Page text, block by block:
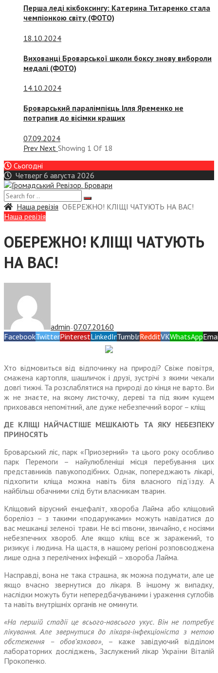
Перша леді кікбоксингу: Катерина Титаренко стала
чемпіонкою світу (ФОТО)
18.10.2024
Вихованці Броварської школи боксу знову вибороли
медалі (ФОТО)
14.10.2024
Броварський паралімпієць Ілля Яременко не
потрапив до вісімки кращих
07.09.2024
Prev Next Showing 1 Of 18
Сьогодні
Четверг 6 августа 2026
Наша ревізія ОБЕРЕЖНО! КЛІЩІ ЧАТУЮТЬ НА ВАС!
Наша ревізія
ОБЕРЕЖНО! КЛІЩІ ЧАТУЮТЬ
НА ВАС!
admin —07.07.20160
FacebookTwitterPinterestLinkedInTumblrRedditVKWhatsApp
Хто відмовиться від відпочинку на природі? Свіже повітря,
смажена картопля, шашличок і друзі, зустрічі з якими чекали
довгі тижні. Та розслаблятися на природі до кінця не варто. Ви
ж не знаєте, на якому листочку, дереві та під яким кущем
приховався непомітний, але дуже небезпечний ворог – кліщ
ДЕ КЛІЩІ НАЙЧАСТІШЕ МЕШКАЮТЬ ТА ЯКУ НЕБЕЗПЕКУ
ПРИНОСЯТЬ
Броварський ліс, парк «Приозерний» та цього року особливо
парк Перемоги – найулюбленіші місця перебування цих
представників павукоподібних. Однак, попереджають лікарі,
підхопити кліща можна навіть біля власного під’їзду. А
найбільш обачними слід бути власникам тварин.
Кліщовий вірусний енцефаліт, хвороба Лайма або кліщовий
бореліоз – з такими «подарунками» можуть навідатися до
вас мешканці зеленої трави. Не всі mвони, звичайно, є носіями
небезпечних хвороб. Але якщо кліщ все ж заражений, то
ризикує і людина. На щастя, в нашому регіоні розповсюджена
лише одна з перелічених інфекцій – хвороба Лайма.
Насправді, вона не така страшна, як можна подумати, але це
якщо вчасно звернутися до лікаря. В іншому ж випадку,
наслідки можуть бути непередбачуваними і ураження суглобів
та навіть внутрішніх органів не оминути.
«На першій стадії це всього-навсього укус. Він не потребує
лікування. Але звернутися до лікаря-інфекціоніста з метою
обстеження – обов’язково», – каже завідуючий відділом
лабораторних досліджень, Заслужений лікар України Віталій
Прокопенко.